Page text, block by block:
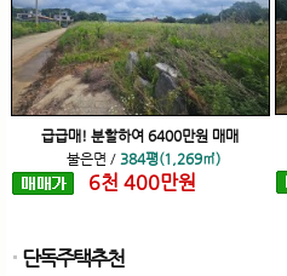
급급매! 분할하여 6400만원 매매
불은면 / 384평(1,269㎡)
6천 400만원
단독주택추천